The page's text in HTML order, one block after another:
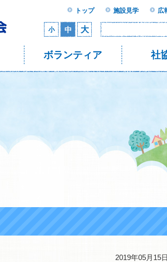
ボランティア 社
トップ 施設見学 広
小 中 大
2019年05月15日